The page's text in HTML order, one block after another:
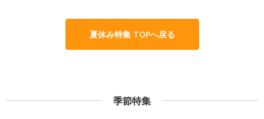
夏休み特集 TOPへ戻る
季節特集